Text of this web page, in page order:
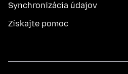
Synchronizácia údajov
Získajte pomoc